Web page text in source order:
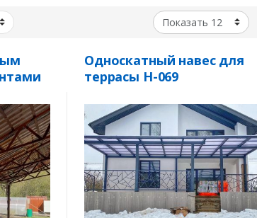
Односкатный навес для
террасы Н-069